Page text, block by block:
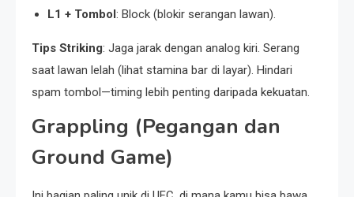
L1 + Tombol: Block (blokir serangan lawan).
Tips Striking: Jaga jarak dengan analog kiri. Serang
saat lawan lelah (lihat stamina bar di layar). Hindari
spam tombol—timing lebih penting daripada kekuatan.
Grappling (Pegangan dan
Ground Game)